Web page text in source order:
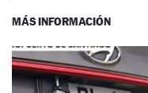
MÁS INFORMACIÓN